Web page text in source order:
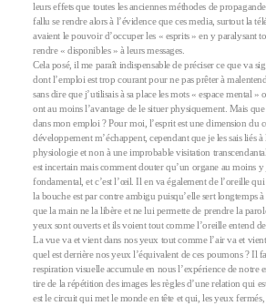
leurs effets que toutes les anciennes méthodes de
fallu se rendre alors à l’évidence que ces media, surtout la
avaient le pouvoir d’occuper les « esprits » en y paralysant
rendre « disponibles » à leurs messages.
Cela posé, il me paraît indispensable de préciser ce que va
dont l’emploi est trop courant pour ne pas prêter à
sans dire que j’utilisais à sa place les mots « espace mental
ont au moins l’avantage de le situer physiquement. Mais
dans mon emploi ? Pour moi, l’esprit est une dimension du
développement m’échappent, cependant que je les sais liés à
physiologie et non à une improbable visitation
est incertain mais comment douter qu’un organe au moins
fondamental, et c’est l’œil. Il en va également de l’oreille
la bouche est par contre ambigu puisqu’elle sert longtemps
que la main ne la libère et ne lui permette de prendre la
yeux sont ouverts et ils voient tout comme l’oreille entend
La vue va et vient dans nos yeux tout comme l’air va et
quel est derrière nos yeux l’équivalent de ces poumons ? Il
respiration visuelle accumule en nous l’expérience de notre
tire de la répétition des images les règles d’une relation qui
est le circuit qui met le monde en tête et qui, les yeux